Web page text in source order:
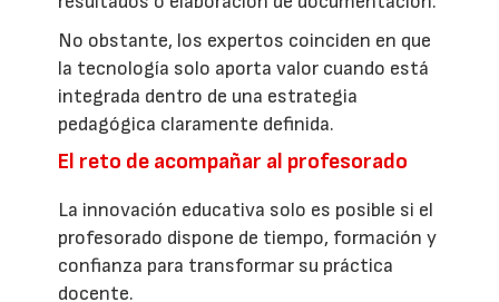
No obstante, los expertos coinciden en que
la tecnología solo aporta valor cuando está
integrada dentro de una estrategia
pedagógica claramente definida.
El reto de acompañar al profesorado
La innovación educativa solo es posible si el
profesorado dispone de tiempo, formación y
confianza para transformar su práctica
docente.